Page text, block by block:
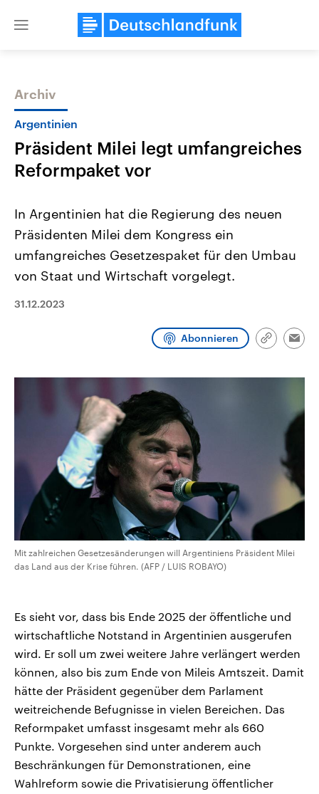
Close
Themen
Landtagswahl Sachsen-Anhalt
2026
Alle Informationen
Sachsen-Anhalt wählt am 6.
Landtag. Seit 2021 wird das
Wahlprogramme, aktuelle Berichte
USA
Aktuelle Beiträge,
Hintergründe
Wirtschaftlich und
aktuelle Weltgeschehen.
Audio-Archiv
Archiv
Argentinien
Präsident Milei legt umfangreiches
Reformpaket vor
In Argentinien hat die Regierung des neuen
Präsidenten Milei dem Kongress ein
umfangreiches Gesetzespaket für den Umbau
von Staat und Wirtschaft vorgelegt.
31.12.2023
Abonnieren
Link
Mit zahlreichen Gesetzesänderungen will Argentiniens Präsident Milei
das Land aus der Krise führen. (AFP / LUIS ROBAYO)
Es sieht vor, dass bis Ende 2025 der öffentliche und
wirtschaftliche Notstand in Argentinien ausgerufen
wird. Er soll um zwei weitere Jahre verlängert werden
können, also bis zum Ende von Mileis Amtszeit. Damit
hätte der Präsident gegenüber dem Parlament
weitreichende Befugnisse in vielen Bereichen. Das
Reformpaket umfasst insgesamt mehr als 660
Punkte. Vorgesehen sind unter anderem auch
Beschränkungen für Demonstrationen, eine
Wahlreform sowie die Privatisierung öffentlicher